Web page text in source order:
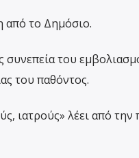
από το Δημόσιο.
του
του παθόντος.
ιατρούς» λέει από την